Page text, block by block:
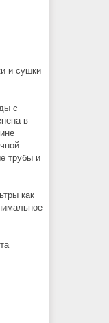
и сушки
с
в
трубы и
как